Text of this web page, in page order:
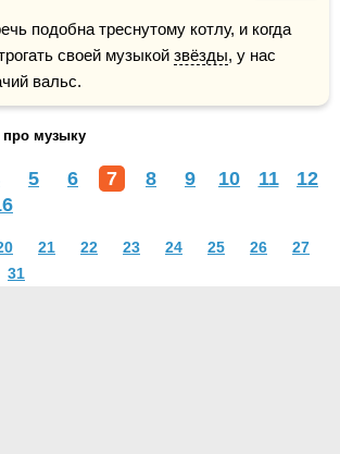
подобна треснутому котлу, и когда
своей музыкой звёзды, у нас
вальс.
музыку
5 6 7 8 9 10 11
12
21 22 23 24 25 26
27
31